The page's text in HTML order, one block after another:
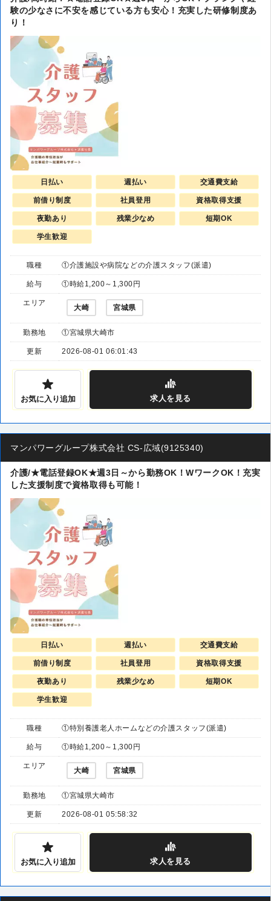
験の少なさに不安を感じている方も安心！充実した研修制度あ
り！
日払い 週払い 交通費支給
前借り制度 社員登用 資格取得支援
夜勤あり 残業少なめ 短期OK
学生歓迎
職種 ①介護施設や病院などの介護スタッフ(派遣)
給与 ①時給1,200～1,300円
エリア
大崎 宮城県
勤務地 ①宮城県大崎市
更新 2026-08-01 06:01:43
お気に入り追加 求人を見る
マンパワーグループ株式会社 CS-広域(9125340)
介護/★電話登録OK★週3日～から勤務OK！WワークOK！充実
した支援制度で資格取得も可能！
日払い 週払い 交通費支給
前借り制度 社員登用 資格取得支援
夜勤あり 残業少なめ 短期OK
学生歓迎
職種 ①特別養護老人ホームなどの介護スタッフ(派遣)
給与 ①時給1,200～1,300円
エリア
大崎 宮城県
勤務地 ①宮城県大崎市
更新 2026-08-01 05:58:32
お気に入り追加 求人 を見る